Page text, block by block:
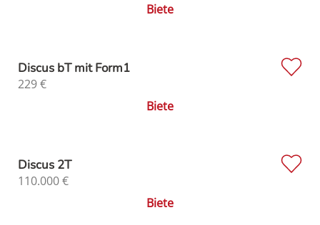
Biete
Discus bT mit Form1
229€
Biete
Discus 2T
110.000€
Biete